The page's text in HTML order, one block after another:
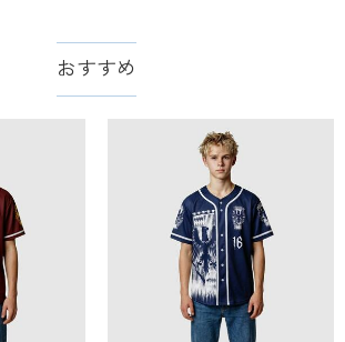
おすすめ